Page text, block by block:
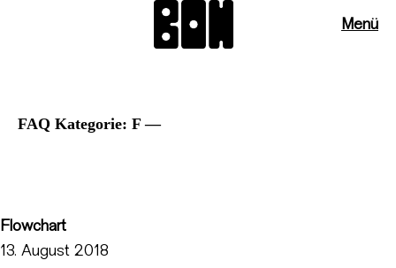
Menü
FAQ Kategorie: F —
Flowchart
13. August 2018